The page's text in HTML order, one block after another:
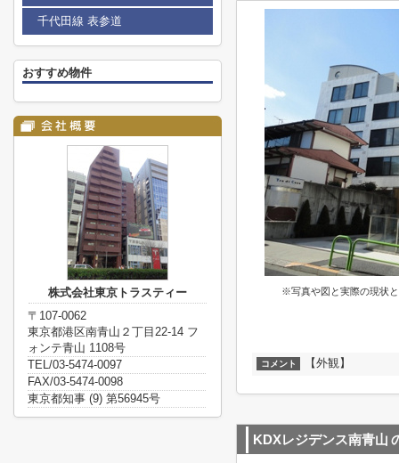
※写真や図と実際の現状
コメント 【外観】
KDXレジデンス南青山
千代田線 表参道
おすすめ物件
株式会社東京トラスティー
〒107-0062
東京都港区南青山２丁目22-14 フ
ォンテ青山 1108号
TEL/03-5474-0097
FAX/03-5474-0098
東京都知事 (9) 第56945号